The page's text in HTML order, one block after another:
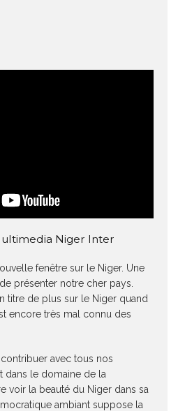
Niger Inter
fenêtre sur le Niger. Une
présenter notre cher pays.
titre de plus sur le Niger quand
encore très mal connu des
avec tous nos
le domaine de la
voir la beauté du Niger dans sa
ambiant suppose la